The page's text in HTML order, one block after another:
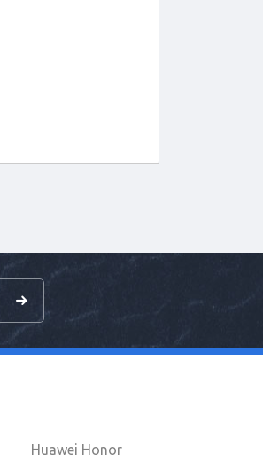
Huawei Honor